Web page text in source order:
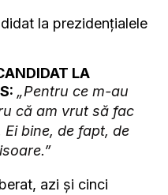
la prezidențialele
LA
„Pentru ce m-au
că am vrut să fac
bine, de fapt, de
azi şi cinci